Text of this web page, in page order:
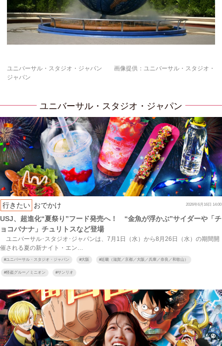
ユニバーサル・スタジオ・ジャパン 画像提供：ユニバーサル・スタジオ・
ジャパン
ユニバーサル・スタジオ・ジャパン
行きたい おでかけ 2026年6月16日 14:00
USJ、超進化“夏祭り”フード発売へ！ “金魚が浮かぶ”サイダーや「チ
ョコバナナ」チュリトスなど登場
ユニバーサル･スタジオ･ジャパンは、7月1日（水）から8月26日（水）の期間開
催される夏の新ナイト・エン…
#ユニバーサル・スタジオ・ジャパン #大阪 #近畿（滋賀／京都／大阪／兵庫／奈良／和歌山）
#怪盗グルー／ミニオン #サンリオ